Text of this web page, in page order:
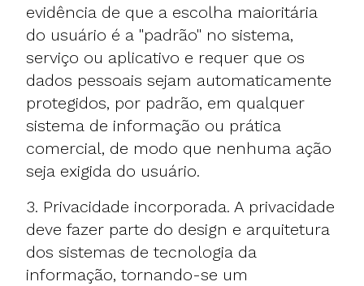
evidência de que a escolha maioritária
do usuário é a "padrão" no sistema,
serviço ou aplicativo e requer que os
dados pessoais sejam automaticamente
protegidos, por padrão, em qualquer
sistema de informação ou prática
comercial, de modo que nenhuma ação
seja exigida do usuário.
3. Privacidade incorporada. A privacidade
deve fazer parte do design e arquitetura
dos sistemas de tecnologia da
informação, tornando-se um